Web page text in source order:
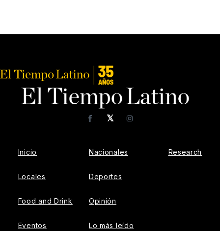
𝕏
FacebookInstagram
Inicio
Locales
Food and Drink
Eventos
Nacionales
Deportes
Opinión
Lo más leído
Research